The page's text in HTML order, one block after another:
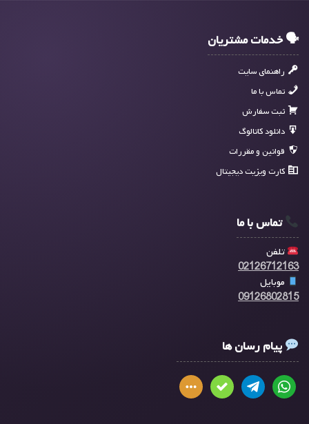
🗣 خدمات مشتریان
راهنمای سایت
تماس با ما
ثبت سفارش
دانلود کاتالوگ
قوانین و مقررات
کارت ویزیت دیجیتال
تماس با ما
تلفن
02126712163
موبایل
09126802815
پیام رسان ها